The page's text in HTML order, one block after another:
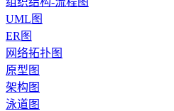
UML图
ER图
网络拓扑图
原型图
架构图
泳道图